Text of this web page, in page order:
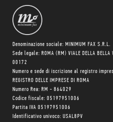
Denominazione sociale: MINIMUM FAX S.R.L.
Sede legale: ROMA (RM) VIALE DELLA
00172
Numero e sede di iscrizione al registro
REGISTRO DELLE IMPRESE DI ROMA
Numero Rea: RM - 864029
Codice fiscale: 05197951006
Partita IVA 05197951006
Identificativo univoco: USAL8PV